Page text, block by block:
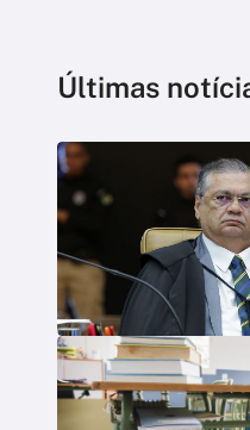
Últimas